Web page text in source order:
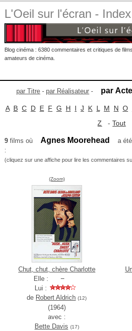
L'Oeil sur l'écran - Index
Blog cinéma : 6380 commentaires et critiques de
amateurs de cinéma.
par Titre -par Réalisateur - par
A B C D E F G H I J K L M N O
Z -Tout
9films où Agnes Moorehead
a
:
(cliquez sur une affiche pour lire les commentaires
(Zoom)
Chut, chut, chère Charlotte
Elle :
Lui :
de Robert Aldrich (12)
(1964)
avec :
Bette Davis (17)